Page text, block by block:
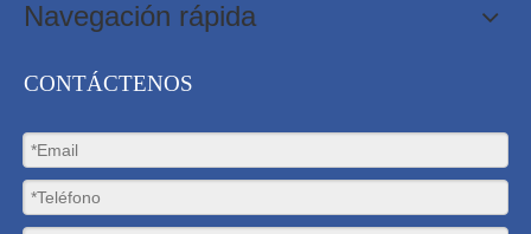
Navegación rápida
CONTÁCTENOS